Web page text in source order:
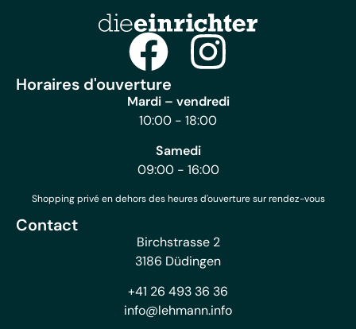
Horaires d'ouverture
Mardi – vendredi
10:00 - 18:00
Samedi
09:00 - 16:00
Shopping privé en dehors des heures d'ouverture sur rendez-vous
Contact
Birchstrasse 2
3186 Düdingen
+41 26 493 36 36
info@lehmann.info